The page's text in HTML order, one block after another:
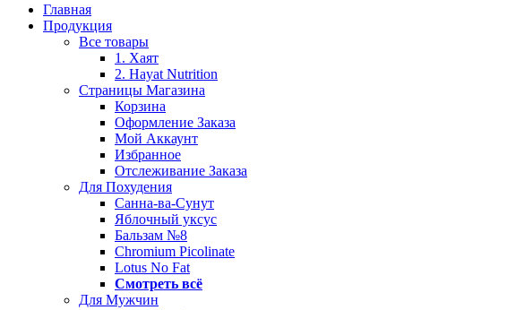
Главная
Продукция
Все товары
1. Хаят
2. Hayat Nutrition
Страницы Магазина
Корзина
Оформление Заказа
Мой Аккаунт
Избранное
Отслеживание Заказа
Для Похудения
Санна-ва-Сунут
Яблочный уксус
Бальзам №8
Chromium Picolinate
Lotus No Fat
Смотреть всё
Для Мужчин